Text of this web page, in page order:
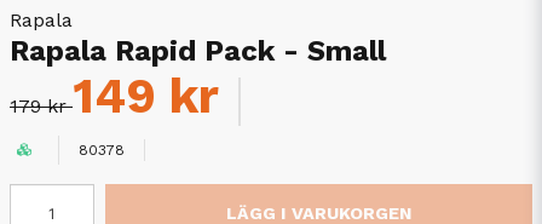
Rapala
Rapala Rapid Pack - Small
179 kr149 kr
80378
LÄGG I VARUKORGEN